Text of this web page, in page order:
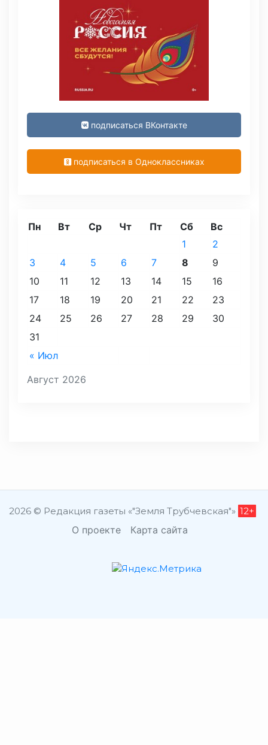
подписаться ВКонтакте
подписаться в Одноклассниках
Август 2026
Пн Вт Ср Чт Пт Сб Вс
« Июл
1
2
3
4 5 6 7 8
9
10
11 12 13 14 15
16
17
18 19 20 21 22
23
24
25 26 27 28 29
30
31
2026 © Редакция газеты «"Земля Трубчевская"» 12+
О проекте Карта сайта